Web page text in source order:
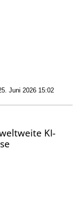
Juni 2026 15:02
KI-